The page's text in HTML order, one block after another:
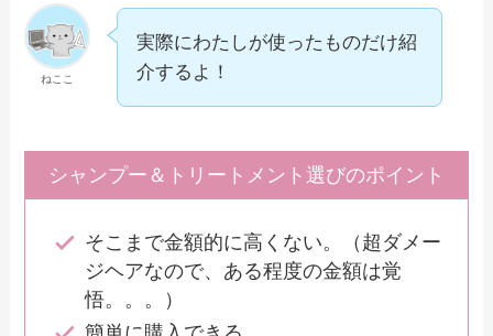
ねここ
実際にわたしが使ったものだけ紹
介するよ！
シャンプー＆トリートメント選びのポイント
そこまで金額的に高くない。（超ダメー
ジヘアなので、ある程度の金額は覚
悟。。。）